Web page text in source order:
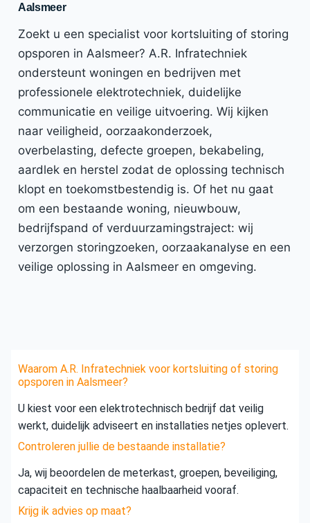
Aalsmeer
Zoekt u een specialist voor kortsluiting of storing
opsporen in Aalsmeer? A.R. Infratechniek
ondersteunt woningen en bedrijven met
professionele elektrotechniek, duidelijke
communicatie en veilige uitvoering. Wij kijken
naar veiligheid, oorzaakonderzoek,
overbelasting, defecte groepen, bekabeling,
aardlek en herstel zodat de oplossing technisch
klopt en toekomstbestendig is. Of het nu gaat
om een bestaande woning, nieuwbouw,
bedrijfspand of verduurzamingstraject: wij
verzorgen storingzoeken, oorzaakanalyse en een
veilige oplossing in Aalsmeer en omgeving.
Waarom A.R. Infratechniek voor kortsluiting of storing
opsporen in Aalsmeer?
U kiest voor een elektrotechnisch bedrijf dat veilig
werkt, duidelijk adviseert en installaties netjes oplevert.
Controleren jullie de bestaande installatie?
Ja, wij beoordelen de meterkast, groepen, beveiliging,
capaciteit en technische haalbaarheid vooraf.
Krijg ik advies op maat?